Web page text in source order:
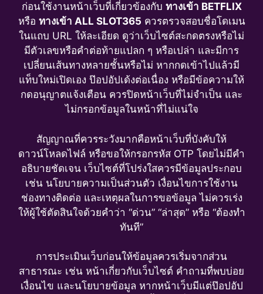
ก่อนใช้งานหน้าเว็บที่เกี่ยวข้องกับ ทางเข้า BETFLIX
หรือ ทางเข้า ALL SLOT365 ควรตรวจสอบชื่อโดเมน
ในแถบ URL ให้ละเอียด ดูว่าเว็บไซต์สะกดตรงหรือไม่
มีตัวเลขหรือคำต่อท้ายแปลก ๆ หรือเปล่า และมีการ
เปลี่ยนเส้นทางหลายชั้นหรือไม่ หากกดเข้าไปแล้วมี
แท็บใหม่เปิดเอง ป๊อปอัปเด้งต่อเนื่อง หรือมีข้อความให้
กดอนุญาตแจ้งเตือน ควรปิดหน้าเว็บที่ไม่จำเป็น และ
ไม่กรอกข้อมูลในหน้าที่ไม่แน่ใจ
สัญญาณที่ควรระวังมากคือหน้าเว็บที่บังคับให้
ดาวน์โหลดไฟล์ หรือขอให้กรอกรหัส OTP โดยไม่มีคำ
อธิบายชัดเจน เว็บไซต์ที่โปร่งใสควรมีข้อมูลประกอบ
เช่น นโยบายความเป็นส่วนตัว เงื่อนไขการใช้งาน
ช่องทางติดต่อ และเหตุผลในการขอข้อมูล ไม่ควรเร่ง
ให้ผู้ใช้ตัดสินใจด้วยคำว่า “ด่วน” “ล่าสุด” หรือ “ต้องทำ
ทันที”
การประเมินเว็บก่อนให้ข้อมูลควรเริ่มจากส่วน
สาธารณะ เช่น หน้าเกี่ยวกับเว็บไซต์ คำถามที่พบบ่อย
เงื่อนไข และนโยบายข้อมูล หากหน้าเว็บมีแต่ป๊อปอัป